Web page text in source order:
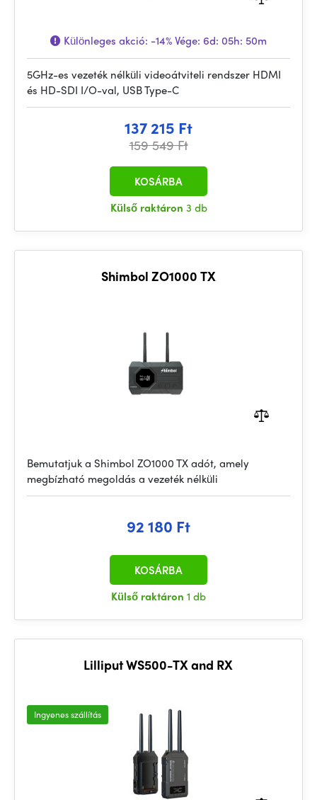
Különleges akció: -14%Vége: 6d: 05h: 50m
5GHz-es vezeték nélküli videoátviteli rendszer HDMI
és HD-SDI I/O-val, USB Type-C
137 215 Ft
159 549 Ft
Külső raktáron 3 db
KOSÁRBA
Shimbol ZO1000 TX
Bemutatjuk a Shimbol ZO1000 TX adót, amely
megbízható megoldás a vezeték nélküli
92 180 Ft
Külső raktáron 1 db
KOSÁRBA
Lilliput WS500-TX and RX
Ingyenes szállítás